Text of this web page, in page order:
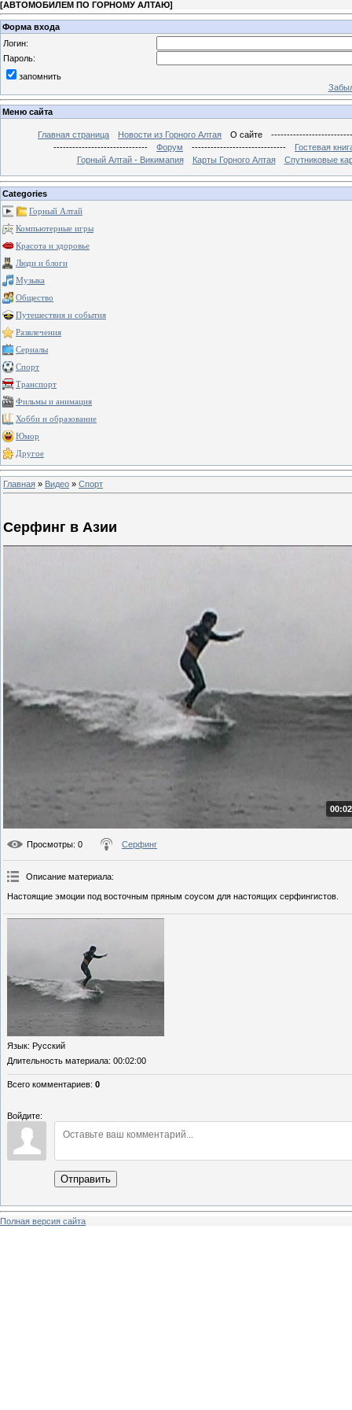
[АВТОМОБИЛЕМ ПО ГОРНОМУ АЛТАЮ]
Форма входа
Логин:
Пароль:
запомнить
Меню сайта
Главная страница Новости из Горного Алтая О сайте
------------------------------
Форум ------------------------------
Гостевая
Горный Алтай - Викимапия
Карты Горного Алтая Спутниковые
Categories
Горный Алтай
Компьютерные игры
Красота и здоровье
Люди и блоги
Музыка
Общество
Путешествия и события
Развлечения
Сериалы
Спорт
Транспорт
Фильмы и анимация
Хобби и образование
Юмор
Другое
Главная » Видео » Спорт
Серфинг в Азии
Просмотры: 0 Серфинг
Описание материала:
Настоящие эмоции под восточным пряным соусом для настоящих серфингистов.
Язык: Русский
Длительность материала: 00:02:00
Всего комментариев: 0
Войдите:
Отправить
Полная версия сайта